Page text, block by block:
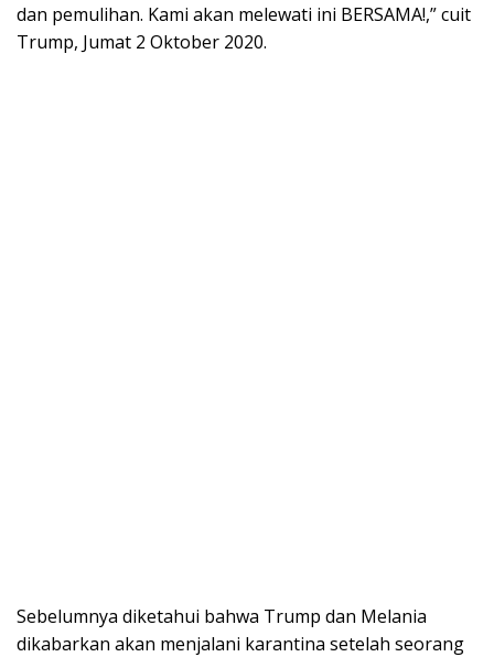
dan pemulihan. Kami akan melewati ini BERSAMA!,” cuit
Trump, Jumat 2 Oktober 2020.
Sebelumnya diketahui bahwa Trump dan Melania
dikabarkan akan menjalani karantina setelah seorang